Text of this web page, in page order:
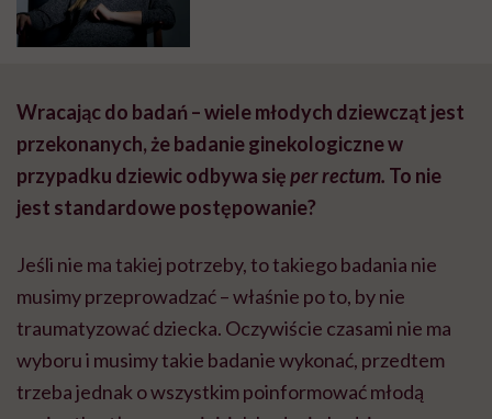
Wracając do badań – wiele młodych dziewcząt jest
przekonanych, że badanie ginekologiczne w
przypadku dziewic odbywa sięper rectum. To nie
jest standardowe postępowanie?
Jeśli nie ma takiej potrzeby, to takiego badania nie
musimy przeprowadzać – właśnie po to, by nie
traumatyzować dziecka. Oczywiście czasami nie ma
wyboru i musimy takie badanie wykonać, przedtem
trzeba jednak o wszystkim poinformować młodą